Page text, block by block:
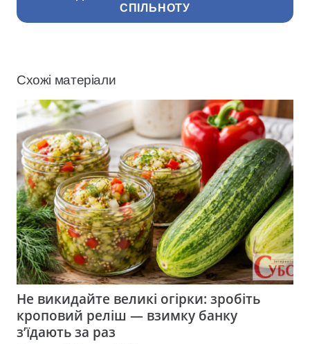
СПІЛЬНОТУ
Схожі матеріали
Не викидайте великі огірки: зробіть
кроповий реліш — взимку банку
з’їдають за раз